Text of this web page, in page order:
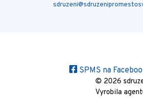
SPMS na
© 2026
Vyrobila